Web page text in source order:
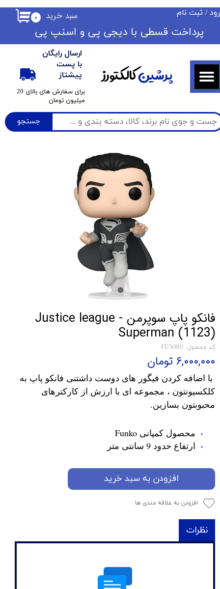
جستجو
ارسال رایگان
با پست
پیشتاز
​برای سفارش های بالای 20
میلیون تومان
۰ سبد خرید / ثبت نام
حساب کاربری من
تغییر گذر واژه
سفارشات
خروج از حساب کاربری
​​پرداخت قسطی با دیجی پی ​​​​​​​و اسنپ پی
پرشینکالکتورز
فانکو پاپ سوپرمن Justice league -
Superman (1123)
کد محصول: FU56801
۶,۰۰۰,۰۰۰ تومان
با اضافه کردن فیگور های دوست داشتنی فانکو پاپ به
کلکسیونتون ، مجموعه ای با ارزش از کارکترهای
محبوبتون بسازین.
محصول کمپانی Funko
ارتفاع حدود 9 سانتی متر
افزودن به سبد خرید
افزودن به علاقه مندی ها
نظرات